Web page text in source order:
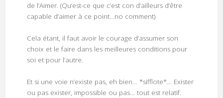
de l’Aimer. (Qu’est-ce que c’est con d’ailleurs d’être
capable d’aimer à ce point…no comment)
Cela étant, il faut avoir le courage d’assumer son
choix et le faire dans les meilleures conditions pour
soi et pour l’autre.
Et si une voie n’existe pas, eh bien… *sifflote*… Exister
ou pas exister, impossible ou pas… tout est relatif.